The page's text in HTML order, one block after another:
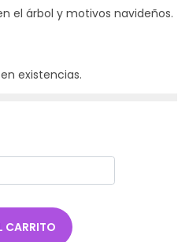
el árbol y motivos navideños.
existencias.
CARRITO